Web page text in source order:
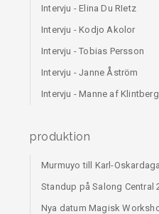
Intervju - Elina Du RIetz
Intervju - Kodjo Akolor
Intervju - Tobias Persson
Intervju - Janne Åström
Intervju - Manne af Klintberg
produktion
Murmuyo till Karl-
Standup på Salong Central
Nya datum Magisk